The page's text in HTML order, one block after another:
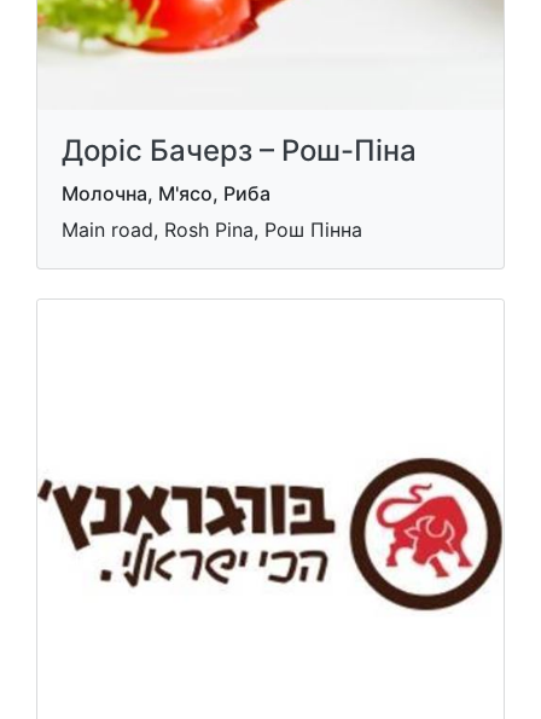
Доріс Бачерз – Рош-Піна
Молочна, М'ясо, Риба
Main road, Rosh Pina, Рош Пінна